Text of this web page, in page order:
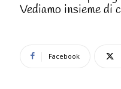
Vediamo insieme di
Facebook